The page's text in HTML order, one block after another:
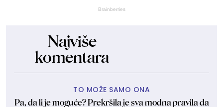
Brainberries
Najviše
komentara
TO MOŽE SAMO ONA
Pa, da li je moguće? Prekršila je sva modna pravila da